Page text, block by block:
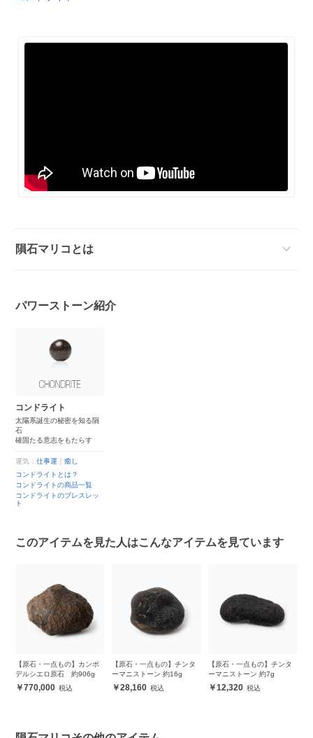
隕石マリコとは
パワーストーン紹介
コンドライト
太陽系誕生の秘密を知る隕
石
確固たる意志をもたらす
運気：仕事運 ｜癒し
コンドライトとは？
コンドライトの商品一覧
コンドライトのブレスレッ
ト
このアイテムを見た人はこんなアイテムを見ています
【原石・一点もの】カンポ
デルシエロ原石 約906g
770,000
【原石・一点もの】チンタ
ーマニストーン 約16g
28,160
【原石・一点もの】チンタ
ーマニストーン 約7g
12,320